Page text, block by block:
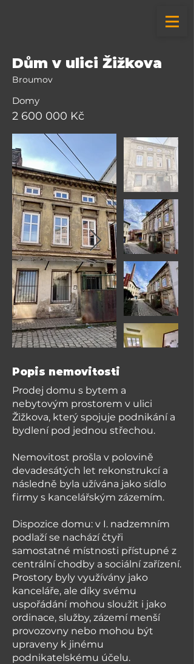
Dům v ulici Žižkova
Broumov
Domy
2 600 000 Kč
Popis nemovitosti
Prodej domu s bytem a
nebytovým prostorem v ulici
Žižkova, který spojuje podnikání a
bydlení pod jednou střechou.
Nemovitost prošla v polovině
devadesátých let rekonstrukcí a
následně byla užívána jako sídlo
firmy s kancelářským zázemím.
Dispozice domu: v I. nadzemním
podlaží se nachází čtyři
samostatné místnosti přístupné z
centrální chodby a sociální zařízení.
Prostory byly využívány jako
kanceláře, ale díky svému
uspořádání mohou sloužit i jako
ordinace, služby, zázemí menší
provozovny nebo mohou být
upraveny k jinému
podnikatelskému účelu.